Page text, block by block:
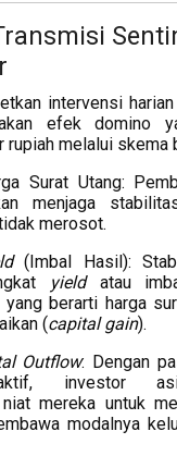
intervensi
efek domino
rupiah melalui skema
Surat Utang:
menjaga
merosot.
(Imbal Hasil):
yieldatau
yang berarti harga
(capital gain).
Outflow: Dengan
investor
niat mereka untuk
modalnya